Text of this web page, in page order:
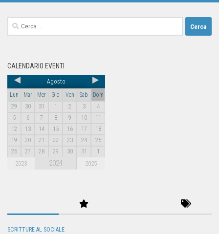
CALENDARIO EVENTI
Agosto
Lun Mar Mer Gio Ven Sab
Dom
29
30 31 1 2 3
4
5
6 7 8 9 10
11
12
13 14 15 16 17
18
19
20 21 22 23 24
25
26
27 28 29 30 31 1
2023 2024 2025
SCRITTURE AL SOCIALE